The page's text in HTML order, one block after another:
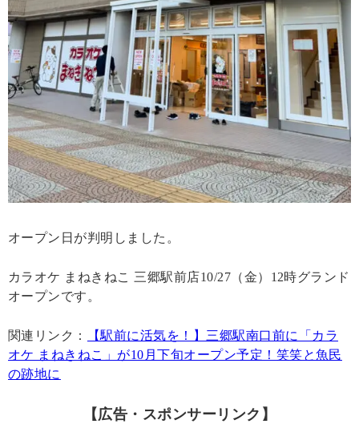
オープン日が判明しました。
カラオケ まねきねこ 三郷駅前店10/27（金）12時グランド
オープンです。
関連リンク：
【駅前に活気を！】三郷駅南口前に「カラ
オケ まねきねこ」が10月下旬オープン予定！笑笑と魚民
の跡地に
【広告・スポンサーリンク】